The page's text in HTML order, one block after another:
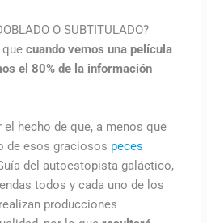
O SUBTITULADO?
cuando vemos una película
el 80% de la información
hecho de que, a menos que
de esos graciosos peces
del autoestopista galáctico,
todos y cada uno de los
producciones